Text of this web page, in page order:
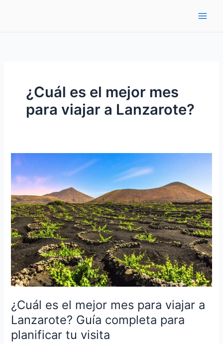
¿Cuál es el mejor mes
para viajar a Lanzarote?
¿Cuál es el mejor mes para viajar a
Lanzarote? Guía completa para
planificar tu visita